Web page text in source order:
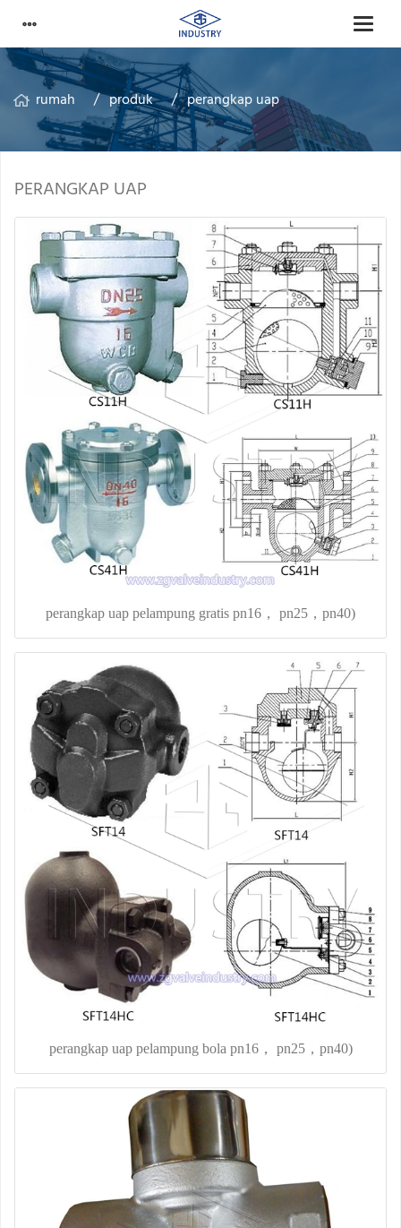
rumah produk perangkap uap
PERANGKAP UAP
perangkap uap pelampung gratis pn16， pn25，pn40)
perangkap uap pelampung bola pn16， pn25，pn40)